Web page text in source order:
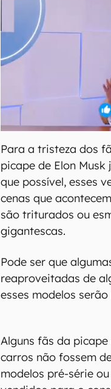
Para a tristeza dos
picape de Elon
que possível, esses
cenas que
são triturados ou
gigantescas.
Pode ser que
reaproveitadas de
esses modelos
Alguns fãs da
carros não fossem
modelos pré-série